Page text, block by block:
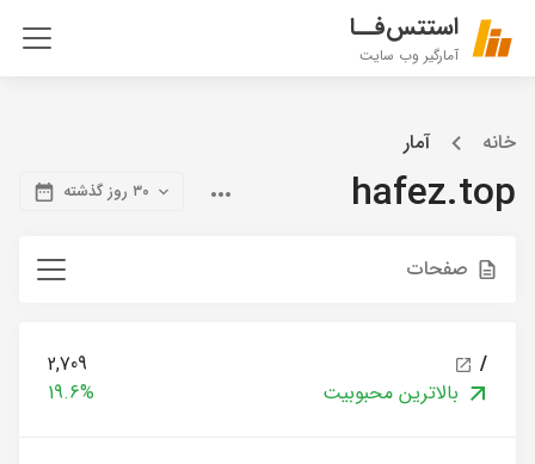
استتس‌فــا
آمارگیر وب سایت
خانه آمار
hafez.top ۳۰ روز گذشته
صفحات
/
2,709
بالاترین محبوبیت
19.6%